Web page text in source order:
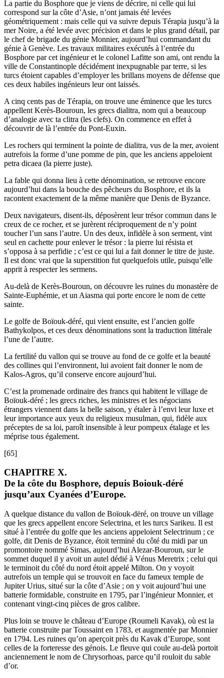
La partie du Bosphore que je viens de décrire, ni celle qui lui
correspond sur la côte d’Asie, n’ont jamais été levées
géométriquement : mais celle qui va suivre depuis Térapia jusqu’à la
mer Noire, a été levée avec précision et dans le plus grand détail, par
le chef de brigade du génie Monnier, aujourd’hui commandant du
génie à Genève. Les travaux militaires exécutés à l’entrée du
Bosphore par cet ingénieur et le colonel Lafitte son ami, ont rendu la
ville de Constantinople décidément inexpugnable par terre, si les
turcs étoient capables d’employer les brillans moyens de défense que
ces deux habiles ingénieurs leur ont laissés.
A cinq cents pas de Térapia, on trouve une éminence que les turcs
appellent Kerès-Bouroun, les grecs dialitra, nom qui a beaucoup
d’analogie avec ta clitra (les clefs). On commence en effet à
découvrir de là l’entrée du Pont-Euxin.
Les rochers qui terminent la pointe de dialitra, vus de la mer, avoient
autrefois la forme d’une pomme de pin, que les anciens appeloient
petra dicaea (la pierre juste).
La fable qui donna lieu à cette dénomination, se retrouve encore
aujourd’hui dans la bouche des pêcheurs du Bosphore, et ils la
racontent exactement de la même manière que Denis de Byzance.
Deux navigateurs, disent-ils, déposèrent leur trésor commun dans le
creux de ce rocher, et se jurèrent réciproquement de n’y point
toucher l’un sans l’autre. Un des deux, infidèle à son serment, vint
seul en cachette pour enlever le trésor : la pierre lui résista et
s’opposa à sa perfidie ; c’est ce qui lui a fait donner le titre de juste.
Il est donc vrai que la superstition fut quelquefois utile, puisqu’elle
apprit à respecter les sermens.
Au-delà de Kerès-Bouroun, on découvre les ruines du monastère de
Sainte-Euphémie, et un Aiasma qui porte encore le nom de cette
sainte.
Le golfe de Boïouk-déré, qui vient ensuite, est l’ancien golfe
Bathykolpos, et ces deux dénominations sont la traduction littérale
l’une de l’autre.
La fertilité du vallon qui se trouve au fond de ce golfe et la beauté
des collines qui l’environnent, lui avoient fait donner le nom de
Kalos-Agros, qu’il conserve encore aujourd’hui.
C’est la promenade ordinaire des francs qui habitent le village de
Boïouk-déré ; les grecs riches, les ministres et les négocians
étrangers viennent dans la belle saison, y étaler à l’envi leur luxe et
leur importance aux yeux du religieux musulman, qui, fidèle aux
préceptes de sa loi, paroît insensible à leur pompeux étalage et les
méprise tous également.
[65]
CHAPITRE X.
De la côte du Bosphore, depuis Boiouk-déré
jusqu’aux Cyanées d’Europe.
A quelque distance du vallon de Boïouk-dëré, on trouve un village
que les grecs appellent encore Selectrina, et les turcs Sarikeu. Il est
situé à l’entrée du golfe que les anciens appeloient Selectrinum ; ce
golfe, dit Denis de Byzance, étoit terminé du côté du midi par un
promontoire nommé Simas, aujourd’hui Alezar-Bouroun, sur le
sommet duquel il y avoit un autel dédié à Vénus Meretrix ; celui qui
le terminoit du côté du nord étoit appelé Milton. On y voyoit
autrefois un temple qui se trouvoit en face du fameux temple de
Jupiter Urius, situé sur la côte d’Asie ; on y voit aujourd’hui une
batterie formidable, construite en 1795, par l’ingénieur Monnier, et
contenant vingt-cinq pièces de gros calibre.
Plus loin se trouve le château d’Europe (Roumeli Kavak), où est la
batterie construite par Toussaint en 1783, et augmentée par Monnier
en 1794. Les ruines qu’on aperçoit près du Kavak d’Europe, sont
celles de la forteresse des génois. Le fleuve qui coule au-delà portoit
anciennement le nom de Chrysorhoas, parce qu’il rouloit du sable
d’or.